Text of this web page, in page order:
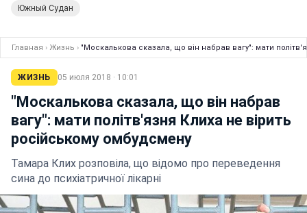
Южный Судан
Главная › Жизнь › "Москалькова сказала, що він набрав вагу": мати
ЖИЗНЬ 05 июля 2018 · 10:01
"Москалькова сказала, що він набрав
вагу": мати політв'язня Клиха не вірить
російському омбудсмену
Тамара Клих розповіла, що відомо про переведення
сина до психіатричної лікарні